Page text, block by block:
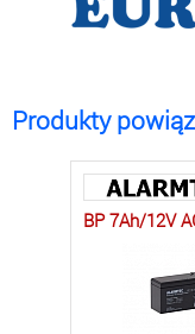
Produkty
BP 7Ah/12V